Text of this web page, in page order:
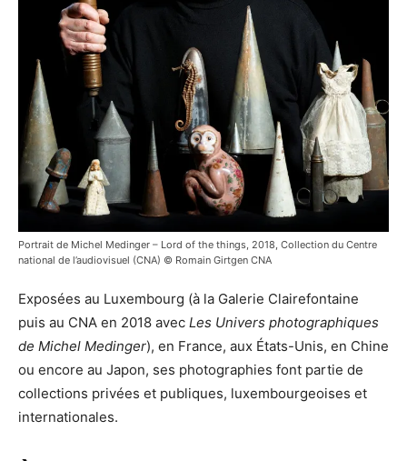
Portrait de Michel Medinger – Lord of the things, 2018, Collection du Centre
national de l’audiovisuel (CNA) © Romain Girtgen CNA
Exposées au Luxembourg (à la Galerie Clairefontaine
puis au CNA en 2018 avec Les Univers photographiques
de Michel Medinger), en France, aux États-Unis, en Chine
ou encore au Japon, ses photographies font partie de
collections privées et publiques, luxembourgeoises et
internationales.